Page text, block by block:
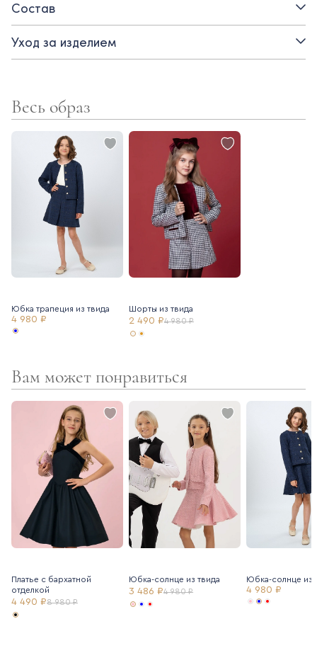
- застежка - декоративные пуговицы со стразами
- поливискозная подкладка
- фактурная трендовая ткань
Состав
Уход за изделием
Весь образ
Юбка трапеция из твида
4 980 ₽
Шорты из твида
2 490 ₽4 980 ₽
Вам может понравиться
Платье с бархатной
отделкой
4 490 ₽8 980 ₽
Юбка-солнце из твида
3 486 ₽4 980 ₽
Юбка-солнце из
4 980 ₽